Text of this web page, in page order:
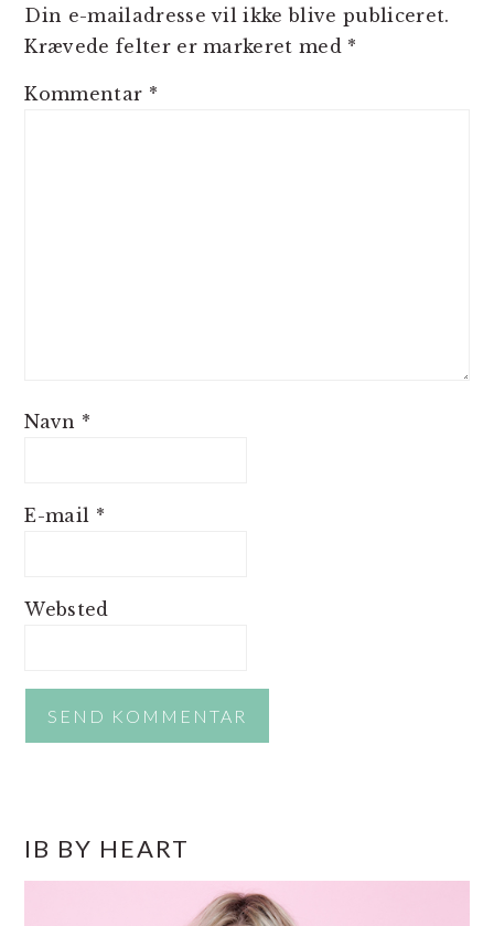
Din e-mailadresse vil ikke blive publiceret.
Krævede felter er markeret med *
Kommentar *
Navn *
E-mail *
Websted
SIDEBAR
IB BY HEART